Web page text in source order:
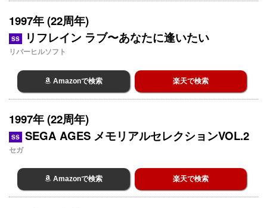
1997年 (22周年)
SS リフレイン ラブ〜あなたに逢いたい
リバーヒルソフト
Amazonで検索 楽天で検索
1997年 (22周年)
SS SEGA AGES メモリアルセレクションVOL.2
セガ
Amazonで検索 楽天で検索